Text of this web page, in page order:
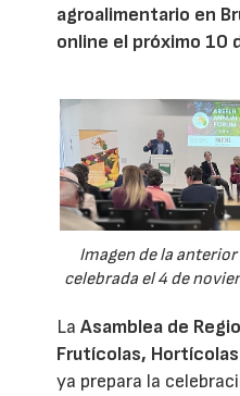
agroalimentario en
online el próximo 10
Imagen de la
celebrada el 4 de
LaAsamblea de
Frutícolas, Hortícolas
ya prepara la